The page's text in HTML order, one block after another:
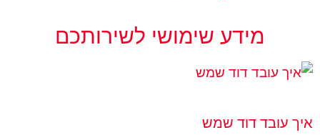
מידע שימושי לשירותכם
איך עובד דוד שמש